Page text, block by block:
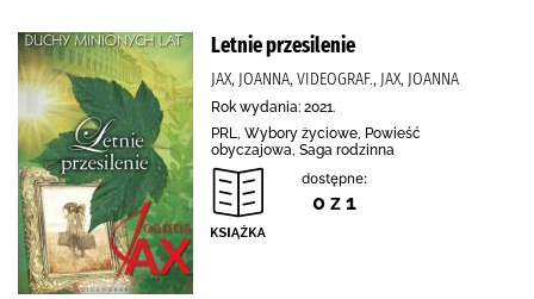
Letnie przesilenie
JAX, JOANNA, VIDEOGRAF., JAX, JOANNA
Rok wydania: 2021.
PRL, Wybory życiowe, Powieść
obyczajowa, Saga rodzinna
dostępne:
0 z 1